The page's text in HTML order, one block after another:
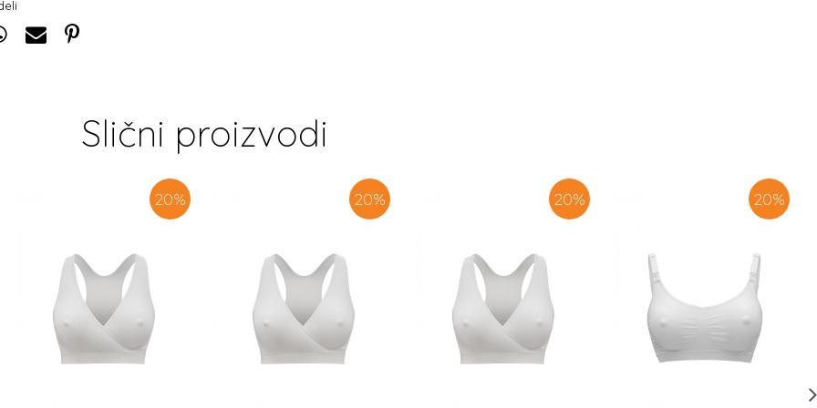
Slični proizvodi
20% 20% 20% 20%